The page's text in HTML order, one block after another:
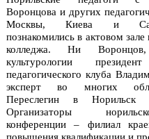
Воронцова и других
Москвы, Киева и
познакомились в актовом зале
колледжа. Ни
культурологии
педагогического клуба
эксперт во многих
Переслегин в Норильск
Организаторы
конференции – филиал
повышения квалификации и